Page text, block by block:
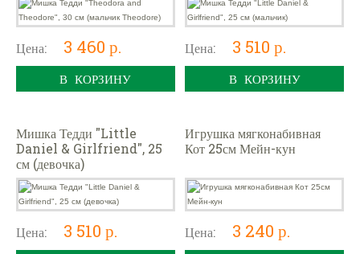
Цена: 3 460 р.
В КОРЗИНУ
Цена: 3 510 р.
В КОРЗИНУ
Мишка Тедди "Little
Daniel & Girlfriend", 25
см (девочка)
Цена: 3 510 р.
Игрушка мягконабивная
Кот 25см Мейн-кун
Цена: 3 240 р.